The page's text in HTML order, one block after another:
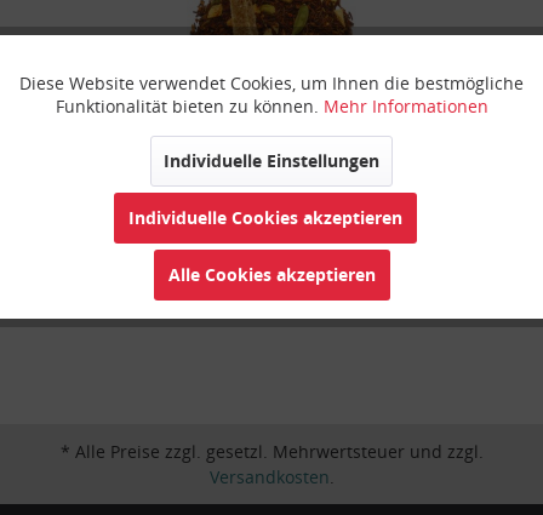
Orangen Sahne Chai
* Alle Preise zzgl. gesetzl. Mehrwertsteuer und zzgl.
Versandkosten.
Funktionale Aktiv
Inaktiv
Inaktiv
Personalisierung Inaktiv
Diese Website verwendet Cookies, um Ihnen die bestmögliche
Funktionalität bieten zu können. Mehr Informationen
Individuelle Einstellungen
Individuelle Cookies akzeptieren
Alle Cookies akzeptieren